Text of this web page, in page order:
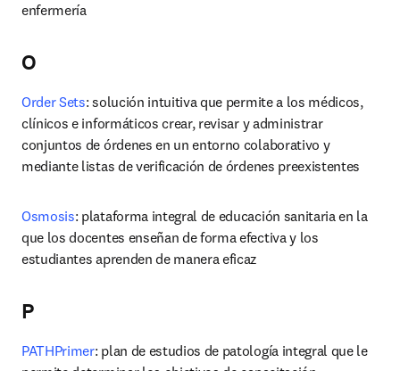
enfermería
O
Order Sets: solución intuitiva que permite a los médicos,
clínicos e informáticos crear, revisar y administrar
conjuntos de órdenes en un entorno colaborativo y
mediante listas de verificación de órdenes preexistentes
Osmosis: plataforma integral de educación sanitaria en la
que los docentes enseñan de forma efectiva y los
estudiantes aprenden de manera eficaz
P
PATHPrimer: plan de estudios de patología integral que le